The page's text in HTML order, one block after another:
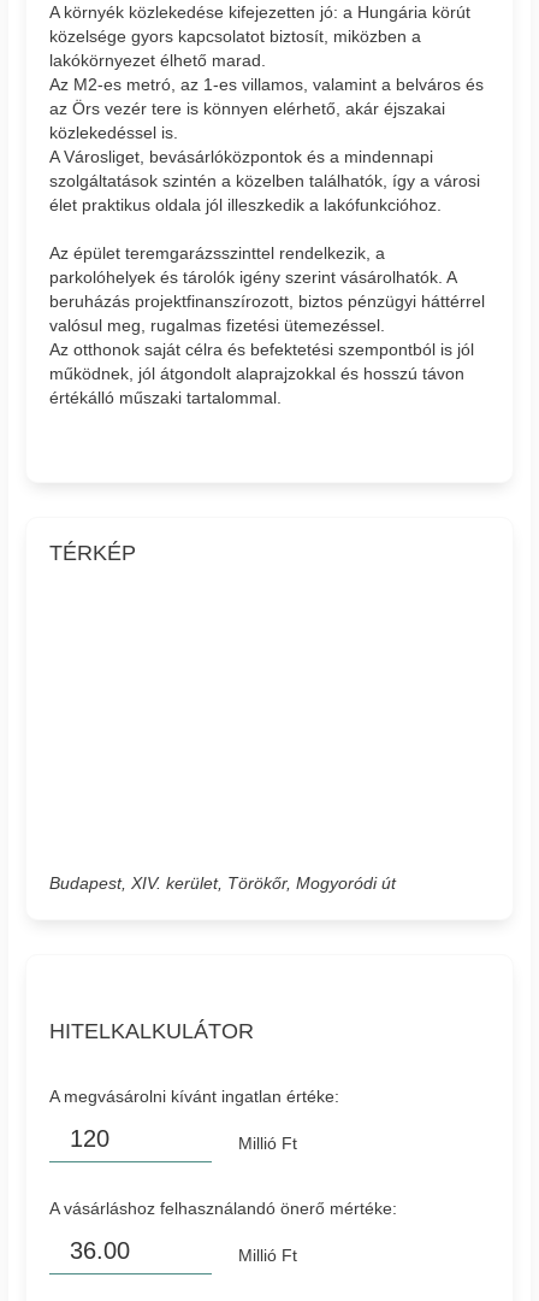
A környék közlekedése kifejezetten jó: a Hungária körút
közelsége gyors kapcsolatot biztosít, miközben a
lakókörnyezet élhető marad.
Az M2-es metró, az 1-es villamos, valamint a belváros és
az Örs vezér tere is könnyen elérhető, akár éjszakai
közlekedéssel is.
A Városliget, bevásárlóközpontok és a mindennapi
szolgáltatások szintén a közelben találhatók, így a városi
élet praktikus oldala jól illeszkedik a lakófunkcióhoz.
Az épület teremgarázsszinttel rendelkezik, a
parkolóhelyek és tárolók igény szerint vásárolhatók. A
beruházás projektfinanszírozott, biztos pénzügyi háttérrel
valósul meg, rugalmas fizetési ütemezéssel.
Az otthonok saját célra és befektetési szempontból is jól
működnek, jól átgondolt alaprajzokkal és hosszú távon
értékálló műszaki tartalommal.
TÉRKÉP
Budapest, XIV. kerület, Törökőr, Mogyoródi út
HITELKALKULÁTOR
A megvásárolni kívánt ingatlan értéke:
Millió Ft
A vásárláshoz felhasználandó önerő mértéke:
Millió Ft